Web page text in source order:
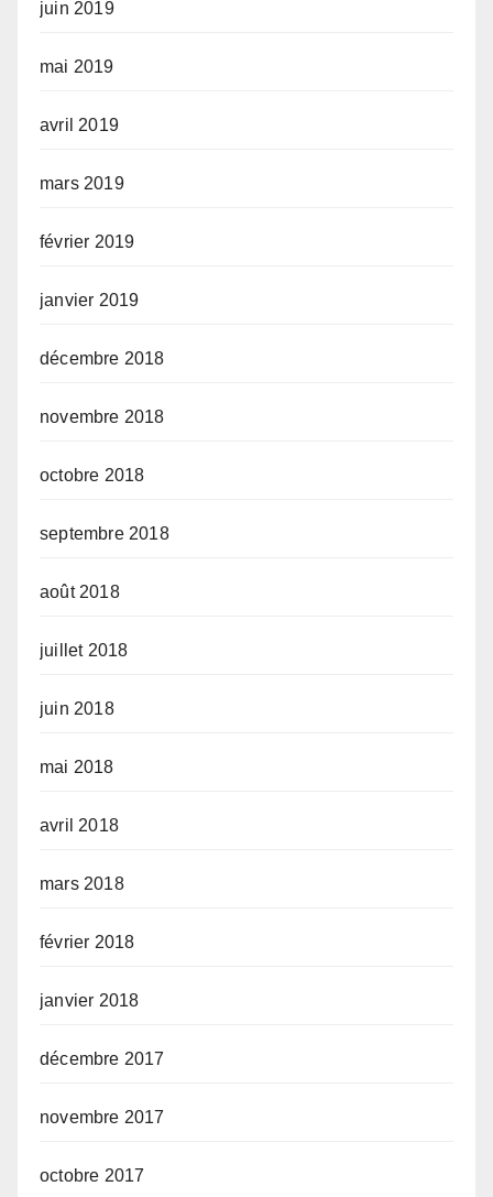
juin 2019
mai 2019
avril 2019
mars 2019
février 2019
janvier 2019
décembre 2018
novembre 2018
octobre 2018
septembre 2018
août 2018
juillet 2018
juin 2018
mai 2018
avril 2018
mars 2018
février 2018
janvier 2018
décembre 2017
novembre 2017
octobre 2017